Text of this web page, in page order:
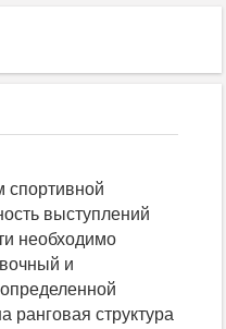
спортивной
выступлений
необходимо
и
структура